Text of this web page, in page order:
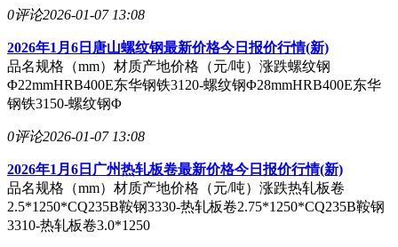
0评论2026-01-07 13:08
2026年1月6日唐山螺纹钢最新价格今日报价行情(新)
品名规格（mm）材质产地价格（元/吨）涨跌螺纹钢
Φ22mmHRB400E东华钢铁3120-螺纹钢Φ28mmHRB400E东华
钢铁3150-螺纹钢Φ
0评论2026-01-07 13:08
2026年1月6日广州热轧板卷最新价格今日报价行情(新)
品名规格（mm）材质产地价格（元/吨）涨跌热轧板卷
2.5*1250*CQ235B鞍钢3330-热轧板卷2.75*1250*CQ235B鞍钢
3310-热轧板卷3.0*1250